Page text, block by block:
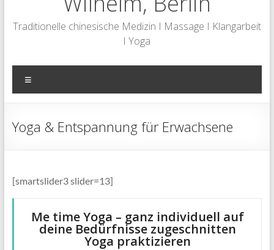
Traditionelle chinesische Medizin I Massage I Klangarbeit
I Yoga
Yoga & Entspannung für Erwachsene
[smartslider3 slider=13]
Me time Yoga – ganz individuell auf
deine Bedürfnisse zugeschnitten
Yoga praktizieren